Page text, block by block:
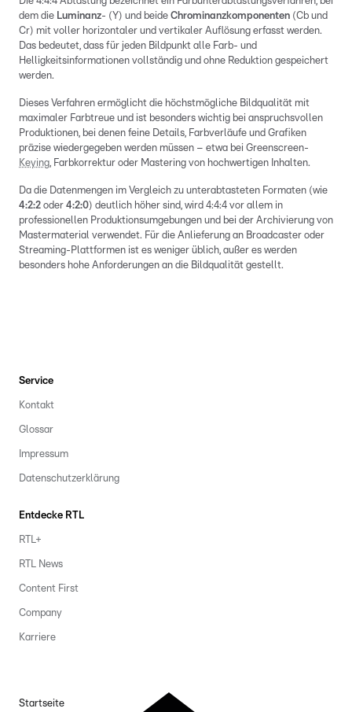
dem die Luminanz- (Y) und beide Chrominanzkomponenten (Cb und
Cr) mit voller horizontaler und vertikaler Auflösung erfasst werden.
Das bedeutet, dass für jeden Bildpunkt alle Farb- und
Helligkeitsinformationen vollständig und ohne Reduktion gespeichert
werden.
Dieses Verfahren ermöglicht die höchstmögliche Bildqualität mit
maximaler Farbtreue und ist besonders wichtig bei anspruchsvollen
Produktionen, bei denen feine Details, Farbverläufe und Grafiken
präzise wiedergegeben werden müssen – etwa bei Greenscreen-
Keying, Farbkorrektur oder Mastering von hochwertigen Inhalten.
Da die Datenmengen im Vergleich zu unterabtasteten Formaten (wie
4:2:2 oder 4:2:0) deutlich höher sind, wird 4:4:4 vor allem in
professionellen Produktionsumgebungen und bei der Archivierung von
Mastermaterial verwendet. Für die Anlieferung an Broadcaster oder
Streaming-Plattformen ist es weniger üblich, außer es werden
besonders hohe Anforderungen an die Bildqualität gestellt.
Service
Kontakt
Glossar
Impressum
Datenschutzerklärung
Entdecke RTL
RTL+
RTL News
Content First
Company
Karriere
Startseite